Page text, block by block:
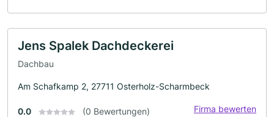
Jens Spalek Dachdeckerei
Dachbau
Am Schafkamp 2, 27711 Osterholz-Scharmbeck
0.0 (0 Bewertungen) Firma bewerten